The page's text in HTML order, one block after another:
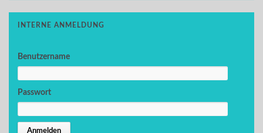
INTERNE ANMELDUNG
Benutzername
Passwort